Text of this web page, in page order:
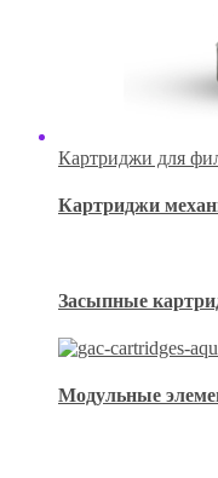
Картриджи для
Картриджи
Засыпные
Модульные